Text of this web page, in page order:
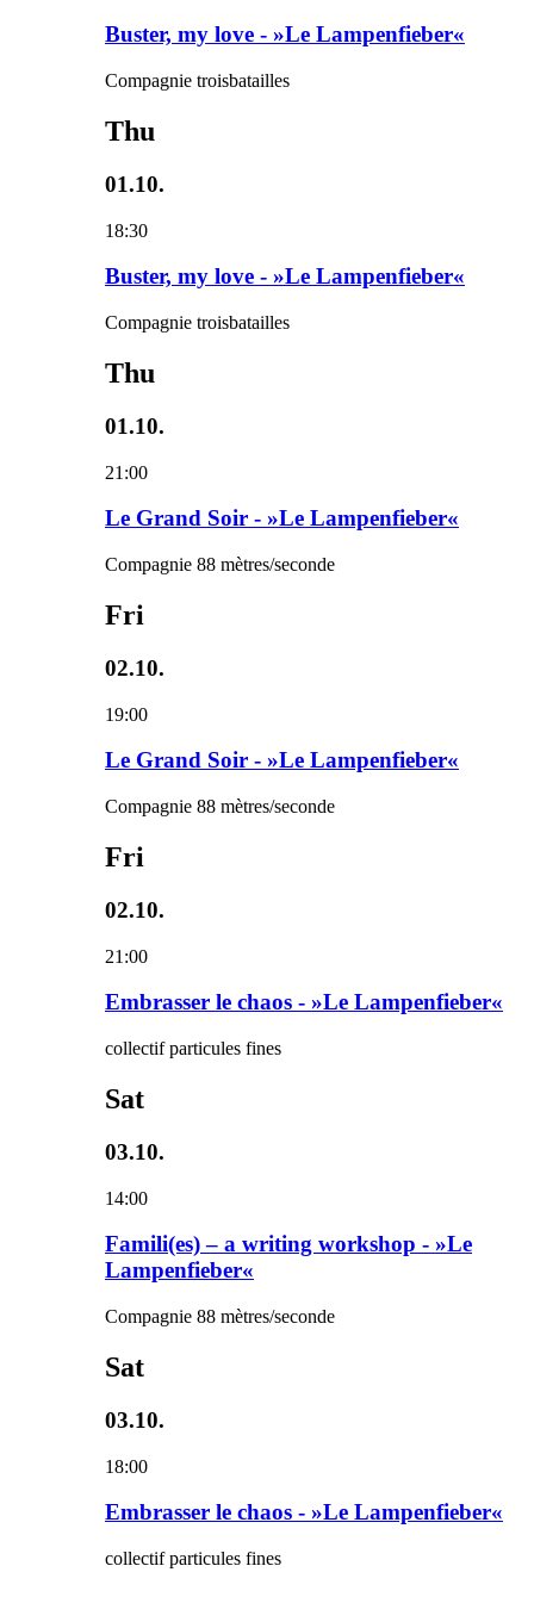
Buster, my love - »Le Lampenfieber«
Compagnie troisbatailles
Thu
01.10.
18:30
Buster, my love - »Le Lampenfieber«
Compagnie troisbatailles
Thu
01.10.
21:00
Le Grand Soir - »Le Lampenfieber«
Compagnie 88 mètres/seconde
Fri
02.10.
19:00
Le Grand Soir - »Le Lampenfieber«
Compagnie 88 mètres/seconde
Fri
02.10.
21:00
Embrasser le chaos - »Le Lampenfieber«
collectif particules fines
Sat
03.10.
14:00
Famili(es) – a writing workshop - »Le
Lampenfieber«
Compagnie 88 mètres/seconde
Sat
03.10.
18:00
Embrasser le chaos - »Le Lampenfieber«
collectif particules fines